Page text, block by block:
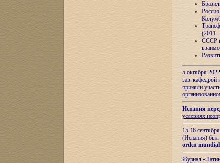
СССР и
5 октября
зав.
приняли
Испания
условиях
15-16
(Испания) был
orden
Журнал